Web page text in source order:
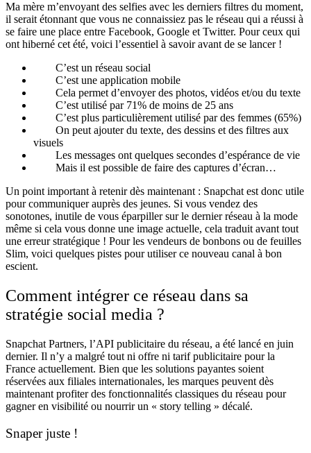
Ma mère m’envoyant des selfies avec les derniers filtres du moment,
il serait étonnant que vous ne connaissiez pas le réseau qui a réussi à
se faire une place entre Facebook, Google et Twitter. Pour ceux qui
ont hiberné cet été, voici l’essentiel à savoir avant de se lancer !
C’est un réseau social
C’est une application mobile
Cela permet d’envoyer des photos, vidéos et/ou du texte
C’est utilisé par 71% de moins de 25 ans
C’est plus particulièrement utilisé par des femmes (65%)
On peut ajouter du texte, des dessins et des filtres aux
visuels
Les messages ont quelques secondes d’espérance de vie
Mais il est possible de faire des captures d’écran…
Un point important à retenir dès maintenant : Snapchat est donc utile
pour communiquer auprès des jeunes. Si vous vendez des
sonotones, inutile de vous éparpiller sur le dernier réseau à la mode
même si cela vous donne une image actuelle, cela traduit avant tout
une erreur stratégique ! Pour les vendeurs de bonbons ou de feuilles
Slim, voici quelques pistes pour utiliser ce nouveau canal à bon
escient.
Comment intégrer ce réseau dans sa
stratégie social media ?
Snapchat Partners, l’API publicitaire du réseau, a été lancé en juin
dernier. Il n’y a malgré tout ni offre ni tarif publicitaire pour la
France actuellement. Bien que les solutions payantes soient
réservées aux filiales internationales, les marques peuvent dès
maintenant profiter des fonctionnalités classiques du réseau pour
gagner en visibilité ou nourrir un « story telling » décalé.
Snaper juste !